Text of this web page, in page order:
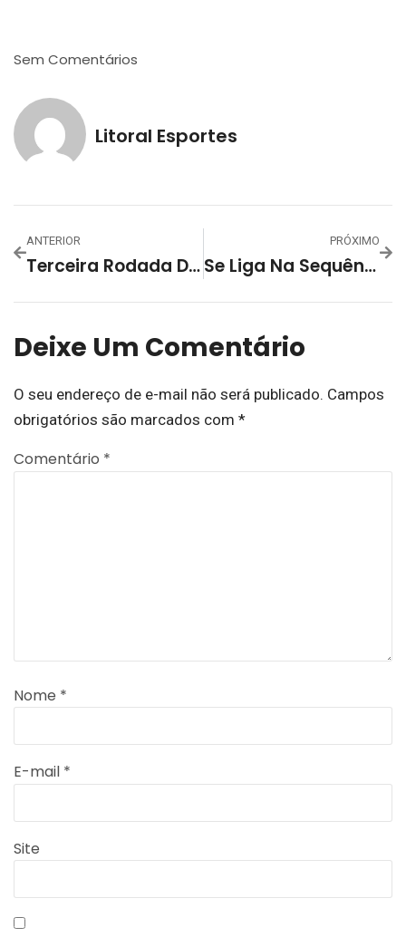
Sem Comentários
Litoral Esportes
ANTERIOR
Terceira Rodada Da 2ª Taça Litoral Esportes – Interfirmas 2024 Contou Com Vitórias De Tia Clarinda, Fama E Jepsen
PRÓXIMO
Se Liga Na Sequência Da 2ª Taça Litoral Esportes – Interfirmas 2024 – A Reta Final Da Primeira Fase Decide Quem Avança Na Tradicional Competição
Deixe Um Comentário
O seu endereço de e-mail não será publicado. Campos
obrigatórios são marcados com *
Comentário *
Nome *
E-mail *
Site